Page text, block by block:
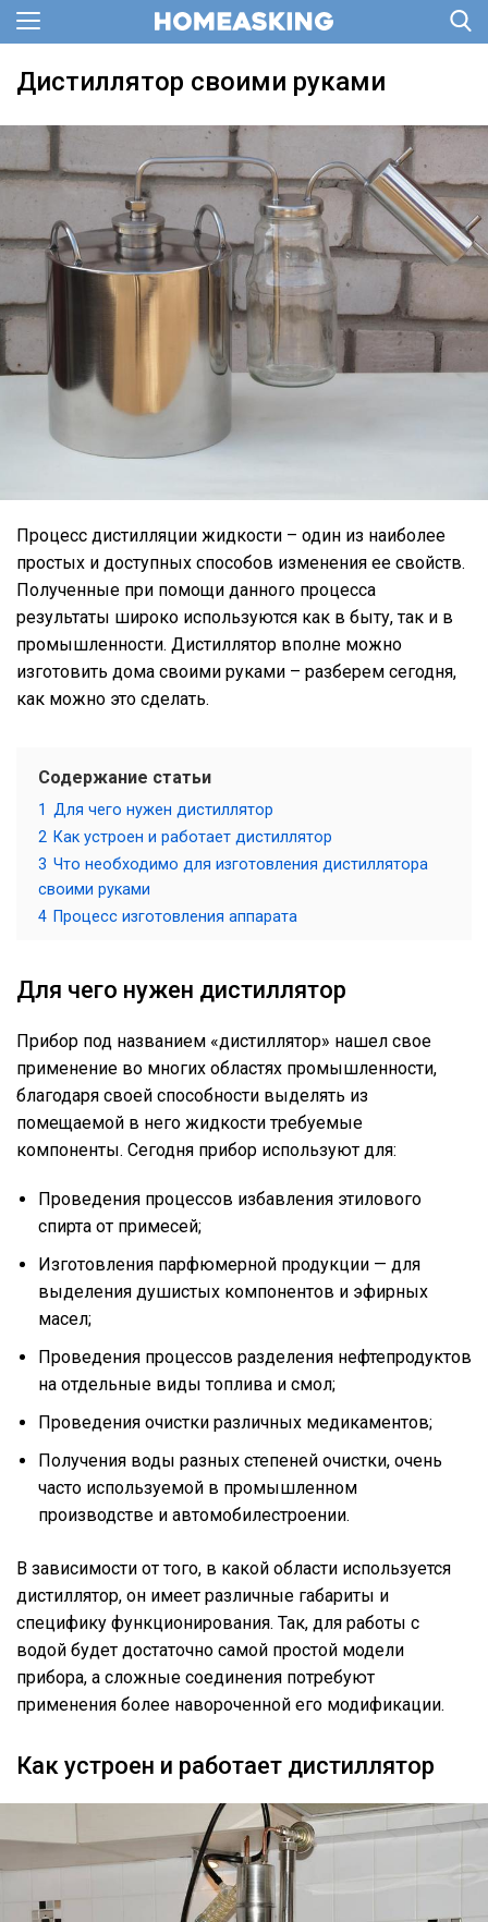
Дистиллятор своими руками
Процесс дистилляции жидкости – один из наиболее
простых и доступных способов изменения ее свойств.
Полученные при помощи данного процесса
результаты широко используются как в быту, так и в
промышленности. Дистиллятор вполне можно
изготовить дома своими руками – разберем сегодня,
как можно это сделать.
Содержание статьи
1 Для чего нужен дистиллятор
2 Как устроен и работает дистиллятор
3 Что необходимо для изготовления дистиллятора
своими руками
4 Процесс изготовления аппарата
Для чего нужен дистиллятор
Прибор под названием «дистиллятор» нашел свое
применение во многих областях промышленности,
благодаря своей способности выделять из
помещаемой в него жидкости требуемые
компоненты. Сегодня прибор используют для:
Проведения процессов избавления этилового
спирта от примесей;
Изготовления парфюмерной продукции — для
выделения душистых компонентов и эфирных
масел;
Проведения процессов разделения нефтепродуктов
на отдельные виды топлива и смол;
Проведения очистки различных медикаментов;
Получения воды разных степеней очистки, очень
часто используемой в промышленном
производстве и автомобилестроении.
В зависимости от того, в какой области используется
дистиллятор, он имеет различные габариты и
специфику функционирования. Так, для работы с
водой будет достаточно самой простой модели
прибора, а сложные соединения потребуют
применения более навороченной его модификации.
Как устроен и работает дистиллятор